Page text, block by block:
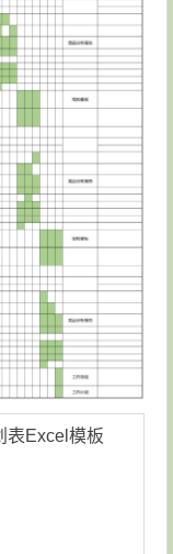
表Excel模板